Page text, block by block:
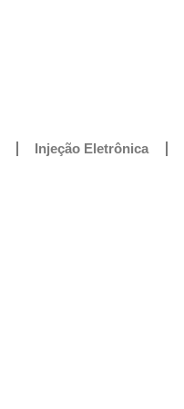
Injeção Eletrônica